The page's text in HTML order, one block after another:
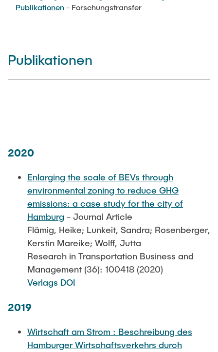
Abgeschlossene studentische Arbeiten
Verkehrs- und Logistikknoten
Buchtipps
Publikationen - Forschungstransfer
Publikationen
2020
Enlarging the scale of BEVs through
environmental zoning to reduce GHG
emissions: a case study for the city of
Hamburg - Journal Article
Flämig, Heike; Lunkeit, Sandra; Rosenberger,
Kerstin Mareike; Wolff, Jutta
Research in Transportation Business and
Management (36): 100418 (2020)
Verlags DOI
2019
Wirtschaft am Strom : Beschreibung des
Hamburger Wirtschaftsverkehrs durch